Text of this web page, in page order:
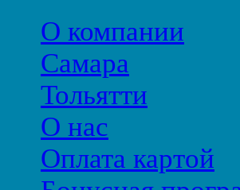
О компании
Самара
Тольятти
О нас
Оплата картой